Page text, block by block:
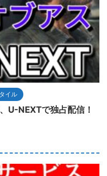
イル
U-NEXTで独占配信！